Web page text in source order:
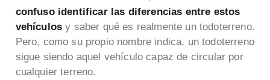
confuso identificar las diferencias entre estos
vehículos y saber qué es realmente un todoterreno.
Pero, como su propio nombre indica, un todoterreno
sigue siendo aquel vehículo capaz de circular por
cualquier terreno.